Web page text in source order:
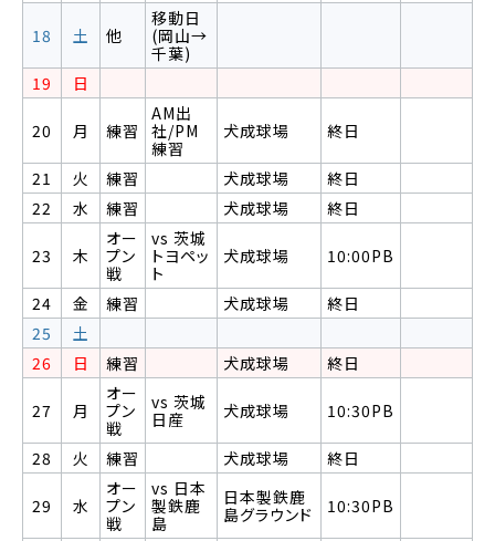
18 土 他
移動日
(岡山→
千葉)
19
日
20 月 練習
AM出
社/PM
練習
犬成球場 終日
21 火 練習 犬成球場
終日
22
水 練習 犬成球場 終日
23 木
オー
プン
戦
vs 茨城
トヨペッ
ト
犬成球場 10:00PB
24 金 練習 犬成球場
終日
25
土
26
日 練習 犬成球場 終日
27 月
オー
プン
戦
vs 茨城
日産
犬成球場 10:30PB
28 火 練習 犬成球場 終日
29 水
オー
プン
戦
vs 日本
製鉄鹿
島
日本製鉄鹿
島グラウンド
10:30PB